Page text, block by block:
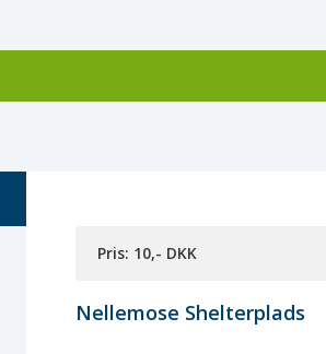
Pris: 10,- DKK
Nellemose Shelterplads